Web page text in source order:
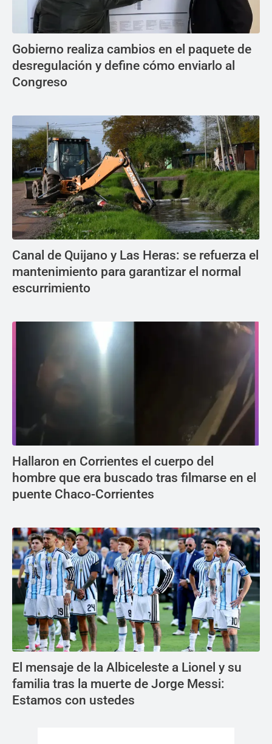
Gobierno realiza cambios en el paquete de
desregulación y define cómo enviarlo al
Congreso
Canal de Quijano y Las Heras: se refuerza el
mantenimiento para garantizar el normal
escurrimiento
Hallaron en Corrientes el cuerpo del
hombre que era buscado tras filmarse en el
puente Chaco-Corrientes
El mensaje de la Albiceleste a Lionel y su
familia tras la muerte de Jorge Messi:
Estamos con ustedes